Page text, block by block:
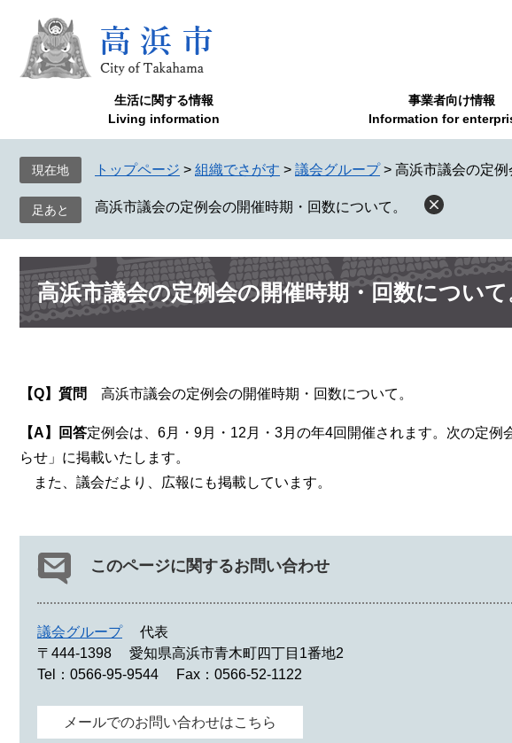
で
ば
へ
生活に関する情報
Living information
事業者向け情報
Information for
現在地 トップページ > 組織でさがす > 議会グループ > 高浜市議会の定例
高浜市議会の定例会の開催時期・回数について。
本
文 高浜市議会の定例会の開催時期・回数について
【Q】質問 高浜市議会の定例会の開催時期・回数について。
【A】回答定例会は、6月・9月・12月・3月の年4回開催されます。次の定
らせ」に掲載いたします。
また、議会だより、広報にも掲載しています。
このページに関するお問い合わせ
議会グループ
代表
〒444-1398
愛知県高浜市青木町四丁目1番地2
Tel：0566-95-9544
Fax：0566-52-1122
メールでのお問い合わせはこちら